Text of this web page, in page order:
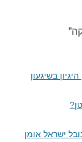
”
בשיגעון
ישראל אומן